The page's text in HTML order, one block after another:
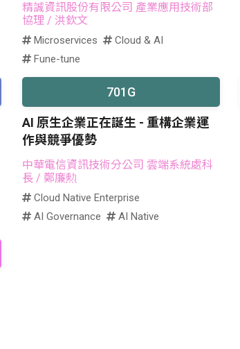
精誠資訊股份有限公司 產業應用技術部
協理 / 洪欽文
Microservices
Cloud & AI
Fune-tune
701G
AI 原生企業正在誕生 - 重構企業運
作與競爭優勢
中華電信資訊技術分公司 雲端系統處科
長 / 鄭廉勲
Cloud Native Enterprise
AI Governance
AI Native